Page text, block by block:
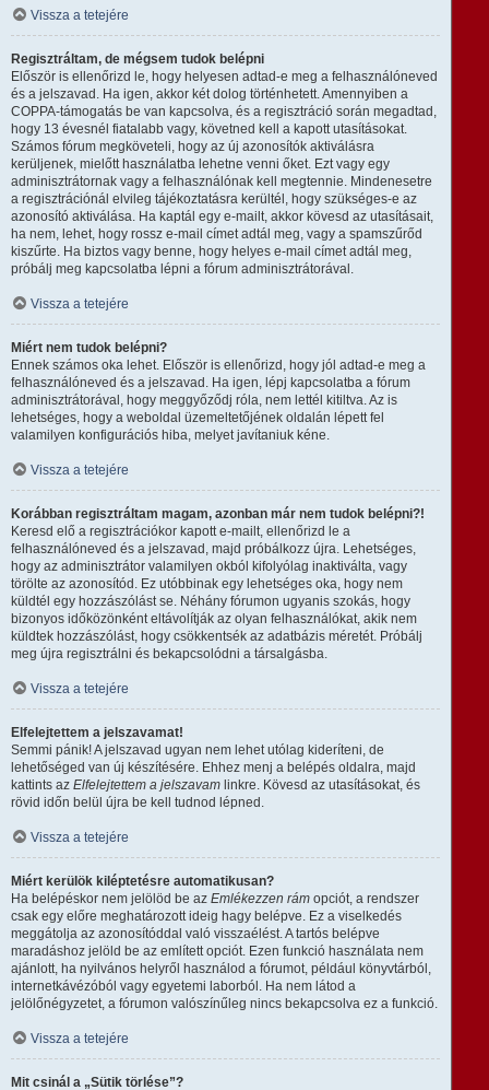
Vissza a tetejére
Regisztráltam, de mégsem tudok belépni
Először is ellenőrizd le, hogy helyesen adtad-e meg a felhasználóneved
és a jelszavad. Ha igen, akkor két dolog történhetett. Amennyiben a
COPPA-támogatás be van kapcsolva, és a regisztráció során megadtad,
hogy 13 évesnél fiatalabb vagy, követned kell a kapott utasításokat.
Számos fórum megköveteli, hogy az új azonosítók aktiválásra
kerüljenek, mielőtt használatba lehetne venni őket. Ezt vagy egy
adminisztrátornak vagy a felhasználónak kell megtennie. Mindenesetre
a regisztrációnál elvileg tájékoztatásra kerültél, hogy szükséges-e az
azonosító aktiválása. Ha kaptál egy e-mailt, akkor kövesd az utasításait,
ha nem, lehet, hogy rossz e-mail címet adtál meg, vagy a spamszűrőd
kiszűrte. Ha biztos vagy benne, hogy helyes e-mail címet adtál meg,
próbálj meg kapcsolatba lépni a fórum adminisztrátorával.
Vissza a tetejére
Miért nem tudok belépni?
Ennek számos oka lehet. Először is ellenőrizd, hogy jól adtad-e meg a
felhasználóneved és a jelszavad. Ha igen, lépj kapcsolatba a fórum
adminisztrátorával, hogy meggyőződj róla, nem lettél kitiltva. Az is
lehetséges, hogy a weboldal üzemeltetőjének oldalán lépett fel
valamilyen konfigurációs hiba, melyet javítaniuk kéne.
Vissza a tetejére
Korábban regisztráltam magam, azonban már nem tudok belépni?!
Keresd elő a regisztrációkor kapott e-mailt, ellenőrizd le a
felhasználóneved és a jelszavad, majd próbálkozz újra. Lehetséges,
hogy az adminisztrátor valamilyen okból kifolyólag inaktiválta, vagy
törölte az azonosítód. Ez utóbbinak egy lehetséges oka, hogy nem
küldtél egy hozzászólást se. Néhány fórumon ugyanis szokás, hogy
bizonyos időközönként eltávolítják az olyan felhasználókat, akik nem
küldtek hozzászólást, hogy csökkentsék az adatbázis méretét. Próbálj
meg újra regisztrálni és bekapcsolódni a társalgásba.
Vissza a tetejére
Elfelejtettem a jelszavamat!
Semmi pánik! A jelszavad ugyan nem lehet utólag kideríteni, de
lehetőséged van új készítésére. Ehhez menj a belépés oldalra, majd
kattints az Elfelejtettem a jelszavam linkre. Kövesd az utasításokat, és
rövid időn belül újra be kell tudnod lépned.
Vissza a tetejére
Miért kerülök kiléptetésre automatikusan?
Ha belépéskor nem jelölöd be az Emlékezzen rám opciót, a rendszer
csak egy előre meghatározott ideig hagy belépve. Ez a viselkedés
meggátolja az azonosítóddal való visszaélést. A tartós belépve
maradáshoz jelöld be az említett opciót. Ezen funkció használata nem
ajánlott, ha nyilvános helyről használod a fórumot, például könyvtárból,
internetkávézóból vagy egyetemi laborból. Ha nem látod a
jelölőnégyzetet, a fórumon valószínűleg nincs bekapcsolva ez a funkció.
Vissza a tetejére
Mit csinál a „Sütik törlése”?